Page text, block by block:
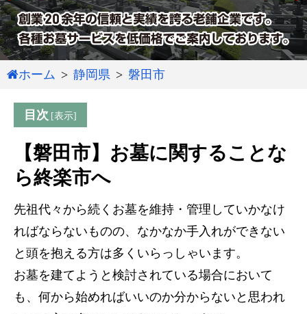
ホーム 静岡県 磐田市
目次
【磐田市】お墓に関することな
ら終楽市へ
先祖代々から続くお墓を維持・管理していかなけ
ればならないものの、なかなか手入れができない
と頭を抱える方は多くいらっしゃいます。
お墓を建てようと検討されている場合において
も、何から始めればいいのか分からないと思われ